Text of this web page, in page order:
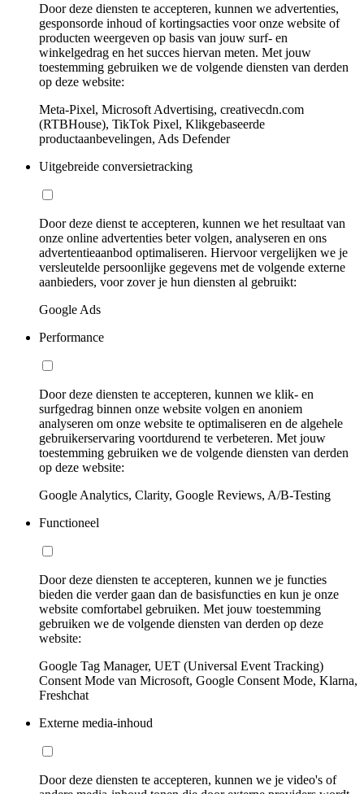
Door deze diensten te accepteren, kunnen we advertenties,
gesponsorde inhoud of kortingsacties voor onze website of
producten weergeven op basis van jouw surf- en
winkelgedrag en het succes hiervan meten. Met jouw
toestemming gebruiken we de volgende diensten van derden
op deze website:
Meta-Pixel, Microsoft Advertising, creativecdn.com
(RTBHouse), TikTok Pixel, Klikgebaseerde
productaanbevelingen, Ads Defender
Uitgebreide conversietracking
Door deze dienst te accepteren, kunnen we het resultaat van
onze online advertenties beter volgen, analyseren en ons
advertentieaanbod optimaliseren. Hiervoor vergelijken we je
versleutelde persoonlijke gegevens met de volgende externe
aanbieders, voor zover je hun diensten al gebruikt:
Google Ads
Performance
Door deze diensten te accepteren, kunnen we klik- en
surfgedrag binnen onze website volgen en anoniem
analyseren om onze website te optimaliseren en de algehele
gebruikerservaring voortdurend te verbeteren. Met jouw
toestemming gebruiken we de volgende diensten van derden
op deze website:
Google Analytics, Clarity, Google Reviews, A/B-Testing
Functioneel
Door deze diensten te accepteren, kunnen we je functies
bieden die verder gaan dan de basisfuncties en kun je onze
website comfortabel gebruiken. Met jouw toestemming
gebruiken we de volgende diensten van derden op deze
website:
Google Tag Manager, UET (Universal Event Tracking)
Consent Mode van Microsoft, Google Consent Mode, Klarna,
Freshchat
Externe media-inhoud
Door deze diensten te accepteren, kunnen we je video's of